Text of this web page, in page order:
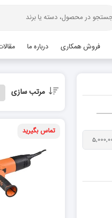
فروش همکاری درباره ما
مرتب سازی
تماس بگیرید